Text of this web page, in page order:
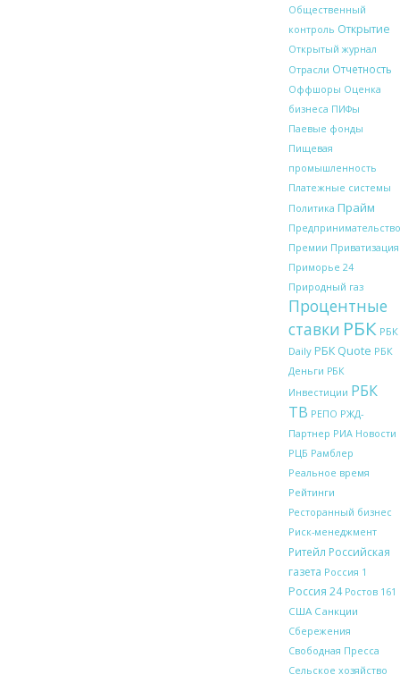
Общественный
контроль Открытие
Открытый журнал
Отрасли Отчетность
Оффшоры Оценка
бизнеса ПИФы
Паевые фонды
Пищевая
промышленность
Платежные системы
Политика Прайм
Предпринимательство
Премии Приватизация
Приморье 24
Природный газ
Процентные
ставки РБК РБК
Daily РБК Quote РБК
Деньги РБК
Инвестиции РБК
ТВ РЕПО РЖД-
Партнер РИА Новости
РЦБ Рамблер
Реальное время
Рейтинги
Ресторанный бизнес
Риск-менеджмент
Ритейл Российская
газета Россия 1
Россия 24 Ростов 161
США Санкции
Сбережения
Свободная Пресса
Сельское хозяйство